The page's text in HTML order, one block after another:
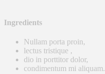
Ingredients
Nullam porta proin,
lectus tristique ,
dio in porttitor dolor,
condimentum mi aliquam.